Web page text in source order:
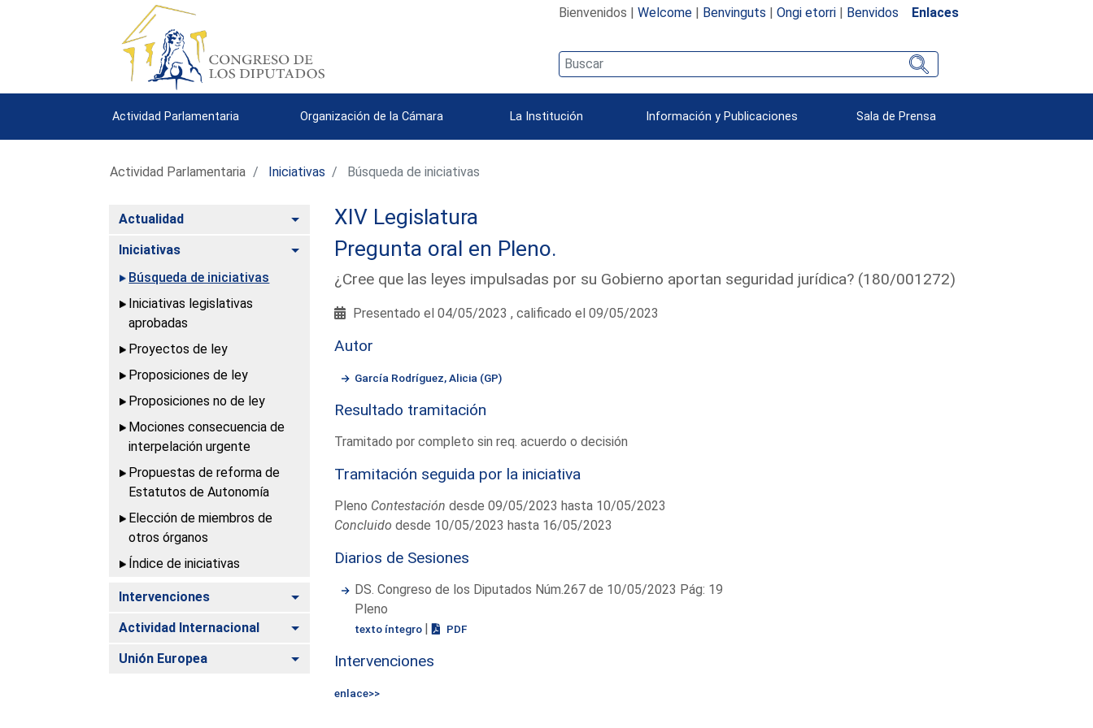
Bienvenidos | Welcome| Benvinguts | Ongi etorri| Benvidos Enlaces
Actividad Parlamentaria Organización de la Cámara La Institución Información y Publicaciones Sala de Prensa
Actividad Parlamentaria Iniciativas Búsqueda de iniciativas
Actualidad Alternar
Iniciativas
Alternar
Búsqueda de iniciativas
Iniciativas legislativas
aprobadas
Proyectos de ley
Proposiciones de ley
Proposiciones no de ley
Mociones consecuencia de
interpelación urgente
Propuestas de reforma de
Estatutos de Autonomía
Elección de miembros de
otros órganos
Índice de iniciativas
Intervenciones Alternar
Actividad Internacional Alternar
Unión Europea Alternar
XIV Legislatura
Pregunta oral en Pleno.
¿Cree que las leyes impulsadas por su Gobierno aportan seguridad jurídica? (180/001272)
Presentado el 04/05/2023 , calificado el 09/05/2023
Autor
García Rodríguez, Alicia (GP)
Resultado tramitación
Tramitado por completo sin req. acuerdo o decisión
Tramitación seguida por la iniciativa
Pleno Contestación desde 09/05/2023 hasta 10/05/2023
Concluido desde 10/05/2023 hasta 16/05/2023
Diarios de Sesiones
DS. Congreso de los Diputados Núm.267 de 10/05/2023 Pág: 19
Pleno
texto íntegro | PDF
Intervenciones
enlace>>